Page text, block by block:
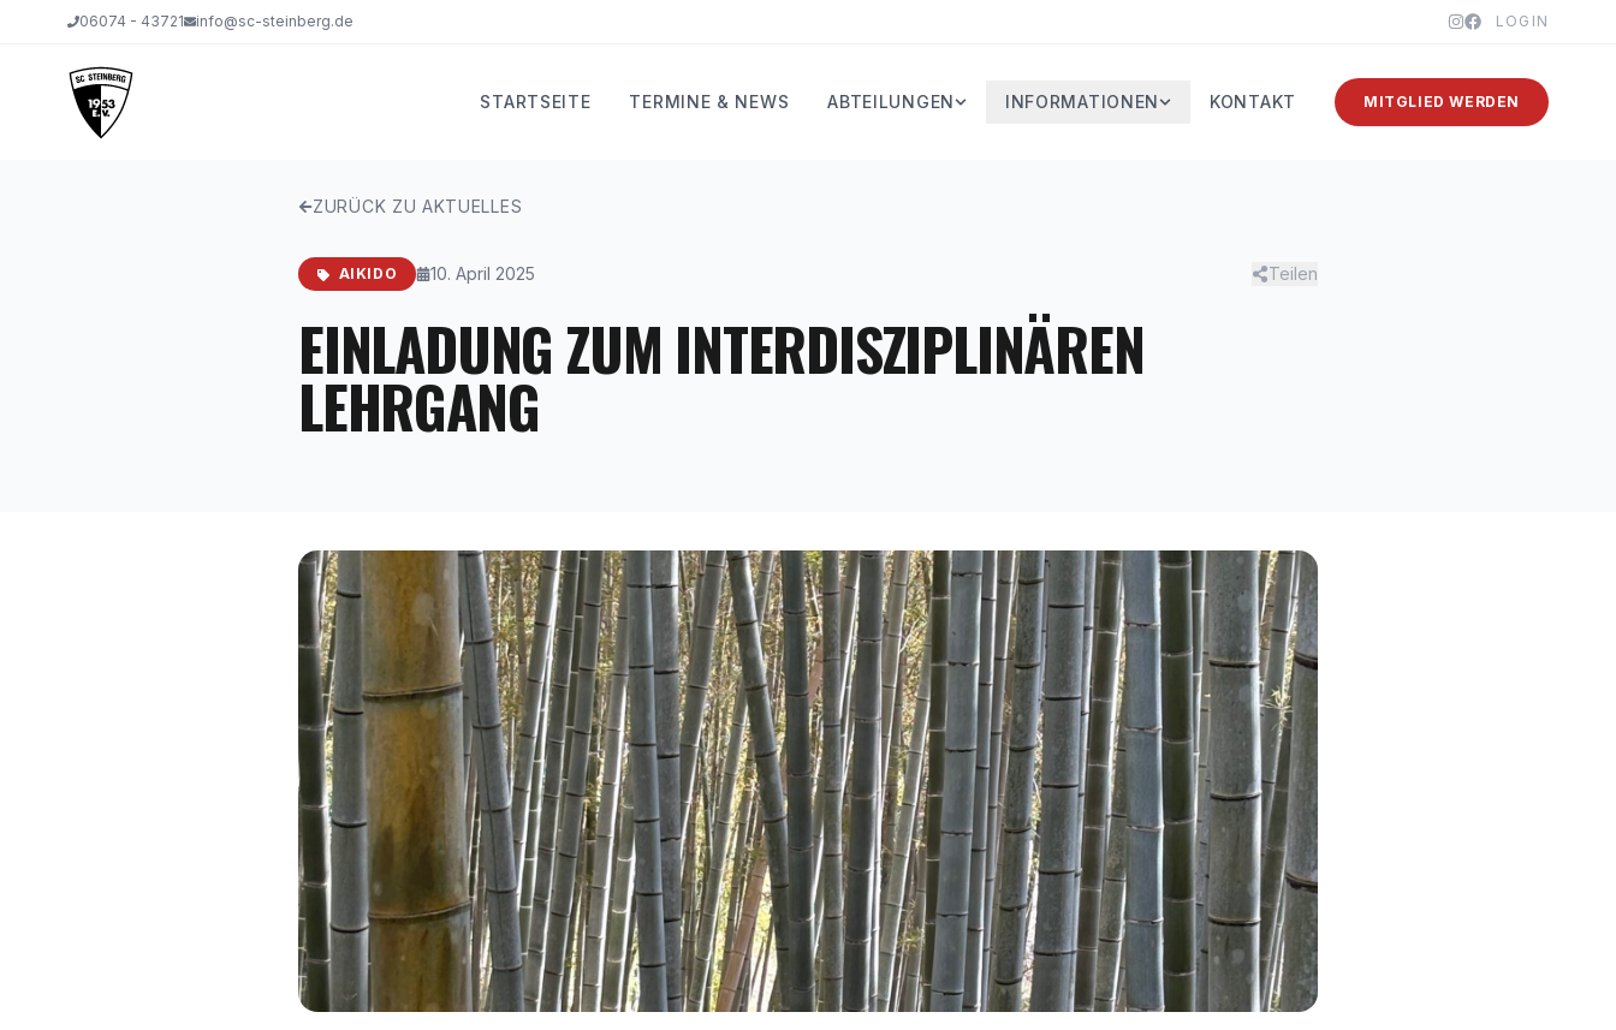
06074 - 43721 info@sc-steinberg.de LOGIN
STARTSEITE TERMINE & NEWS ABTEILUNGEN INFORMATIONEN KONTAKT MITGLIED WERDEN
ZURÜCK ZU AKTUELLES
AIKIDO 10. April 2025 Teilen
EINLADUNG ZUM INTERDISZIPLINÄREN
LEHRGANG